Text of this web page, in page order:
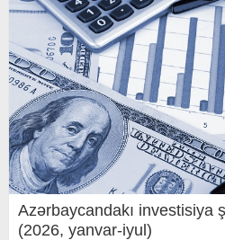
Azərbaycandakı investisiya
(2026, yanvar-iyul)